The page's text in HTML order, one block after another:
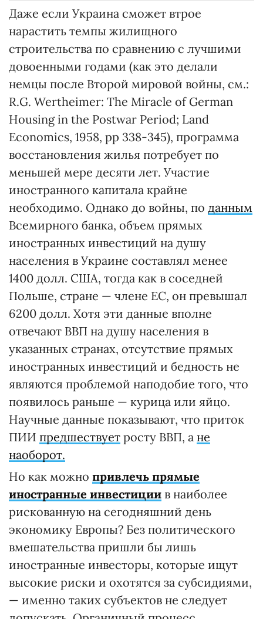
Даже если Украина сможет втрое
нарастить темпы жилищного
строительства по сравнению с лучшими
довоенными годами (как это делали
немцы после Второй мировой войны, см.:
R.G. Wertheimer: The Miracle of German
Housing in the Postwar Period; Land
Economics, 1958, pp 338-345), программа
восстановления жилья потребует по
меньшей мере десяти лет. Участие
иностранного капитала крайне
необходимо. Однако до войны, по данным
Всемирного банка, объем прямых
иностранных инвестиций на душу
населения в Украине составлял менее
1400 долл. США, тогда как в соседней
Польше, стране — члене ЕС, он превышал
6200 долл. Хотя эти данные вполне
отвечают ВВП на душу населения в
указанных странах, отсутствие прямых
иностранных инвестиций и бедность не
являются проблемой наподобие того, что
появилось раньше — курица или яйцо.
Научные данные показывают, что приток
ПИИ предшествует росту ВВП, а не
наоборот.
Но как можно привлечь прямые
иностранные инвестиции в наиболее
рискованную на сегодняшний день
экономику Европы? Без политического
вмешательства пришли бы лишь
иностранные инвесторы, которые ищут
высокие риски и охотятся за субсидиями,
— именно таких субъектов не следует